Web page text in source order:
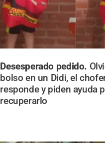
Desesperado pedido.
bolso en un Didi, el
responde y piden ayuda
recuperarlo